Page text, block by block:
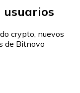
usuarios
crypto, nuevos
de Bitnovo